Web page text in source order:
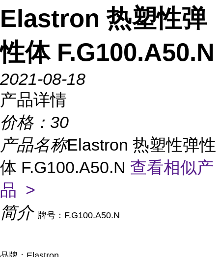
Elastron 热塑性弹
性体 F.G100.A50.N
2021-08-18
产品详情
价格： 30
产品名称Elastron 热塑性弹性
体 F.G100.A50.N 查看相似产
品 >
简介 牌号：F.G100.A50.N